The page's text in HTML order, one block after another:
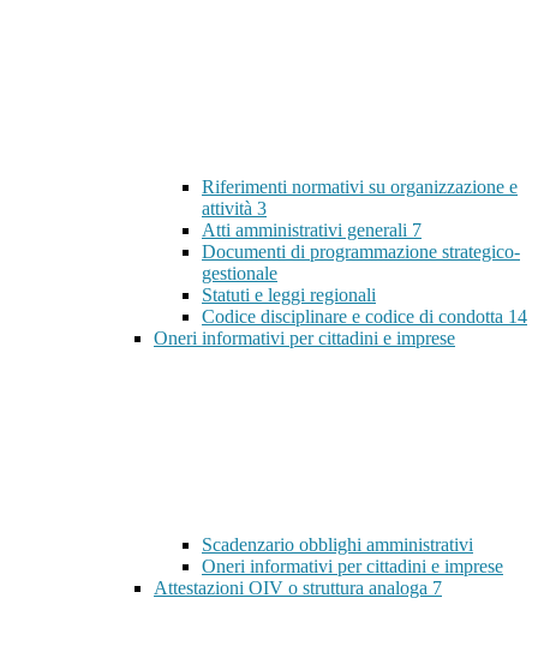
Riferimenti normativi su organizzazione e
attività 3
Atti amministrativi generali 7
Documenti di programmazione strategico-
gestionale
Statuti e leggi regionali
Codice disciplinare e codice di condotta 14
Oneri informativi per cittadini e imprese
Scadenzario obblighi amministrativi
Oneri informativi per cittadini e imprese
Attestazioni OIV o struttura analoga 7